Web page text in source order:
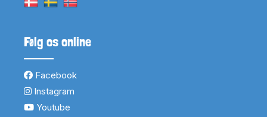
Følg os online
Facebook
Instagram
Youtube